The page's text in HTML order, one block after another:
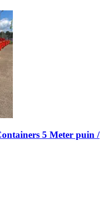
5 Meter puin /